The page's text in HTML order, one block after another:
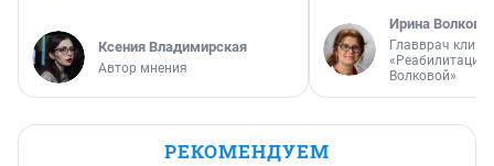
Ксения Владимирская
Автор мнения
Ирина Волкова
Главврач
«Реабилитация
Волковой»
РЕКОМЕНДУЕМ